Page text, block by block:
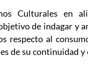
Culturales en
de indagar y
respecto al
de su continuidad